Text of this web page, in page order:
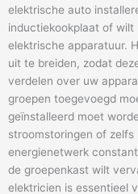
elektrische auto
inductiekookplaat of
elektrische apparatuur.
uit te breiden, zodat
verdelen over uw
groepen toegevoegd
geïnstalleerd moet
stroomstoringen of
energienetwerk
de groepenkast wilt
elektricien is essentieel